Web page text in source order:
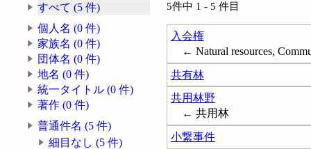
すべて (5 件)
個人名 (0 件)
家族名 (0 件)
団体名 (0 件)
地名 (0 件)
統一タイトル (0 件)
著作 (0 件)
普通件名 (5 件)
細目なし (5 件)
5件中 1 - 5 件目
入会権
← Natural resources,
共有林
共用林野
← 共用林
小繋事件